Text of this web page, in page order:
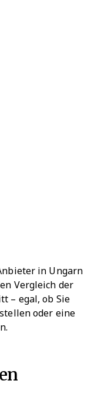
in Ungarn
Vergleich der
– egal, ob Sie
oder eine